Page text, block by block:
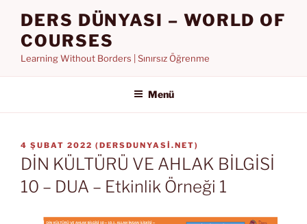
DERS DÜNYASI – WORLD OF
COURSES
Learning Without Borders | Sınırsız Öğrenme
Menü
YAYIM
TARIHI
4 ŞUBAT 2022 (DERSDUNYASI.NET)
DİN KÜLTÜRÜ VE AHLAK BİLGİSİ
10 – DUA – Etkinlik Örneği 1